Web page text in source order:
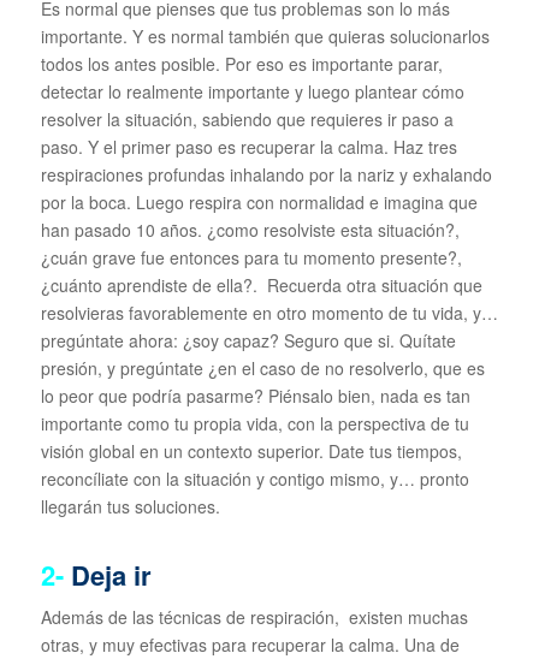
Es normal que pienses que tus problemas son lo más
importante. Y es normal también que quieras solucionarlos
todos los antes posible. Por eso es importante parar,
detectar lo realmente importante y luego plantear cómo
resolver la situación, sabiendo que requieres ir paso a
paso. Y el primer paso es recuperar la calma. Haz tres
respiraciones profundas inhalando por la nariz y exhalando
por la boca. Luego respira con normalidad e imagina que
han pasado 10 años. ¿como resolviste esta situación?,
¿cuán grave fue entonces para tu momento presente?,
¿cuánto aprendiste de ella?. Recuerda otra situación que
resolvieras favorablemente en otro momento de tu vida, y…
pregúntate ahora: ¿soy capaz? Seguro que si. Quítate
presión, y pregúntate ¿en el caso de no resolverlo, que es
lo peor que podría pasarme? Piénsalo bien, nada es tan
importante como tu propia vida, con la perspectiva de tu
visión global en un contexto superior. Date tus tiempos,
reconcíliate con la situación y contigo mismo, y… pronto
llegarán tus soluciones.
2- Deja ir
Además de las técnicas de respiración, existen muchas
otras, y muy efectivas para recuperar la calma. Una de